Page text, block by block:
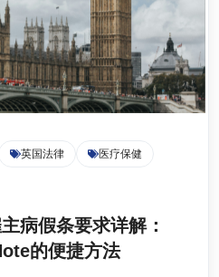
英国法律 医疗保健
病假条要求详解：
的便捷方法